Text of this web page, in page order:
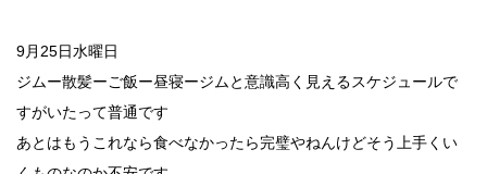
9月25日水曜日
ジムー散髪ーご飯ー昼寝ージムと意識高く見えるスケジュールで
すがいたって普通です
あとはもうこれなら食べなかったら完璧やねんけどそう上手くい